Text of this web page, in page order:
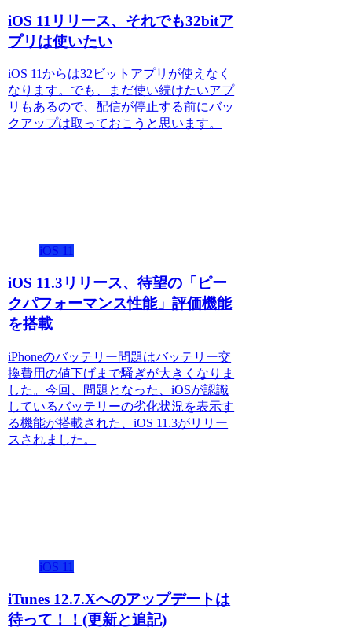
iOS 11リリース、それでも32bitア
プリは使いたい
iOS 11からは32ビットアプリが使えなく
なります。でも、まだ使い続けたいアプ
リもあるので、配信が停止する前にバッ
クアップは取っておこうと思います。
iOS 11
iOS 11.3リリース、待望の「ピー
クパフォーマンス性能」評価機能
を搭載
iPhoneのバッテリー問題はバッテリー交
換費用の値下げまで騒ぎが大きくなりま
した。今回、問題となった、iOSが認識
しているバッテリーの劣化状況を表示す
る機能が搭載された、iOS 11.3がリリー
スされました。
iOS 11
iTunes 12.7.Xへのアップデートは
待って！！(更新と追記)